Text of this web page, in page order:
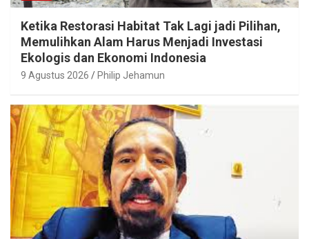
Ketika Restorasi Habitat Tak Lagi jadi Pilihan,
Memulihkan Alam Harus Menjadi Investasi
Ekologis dan Ekonomi Indonesia
9 Agustus 2026 Philip Jehamun